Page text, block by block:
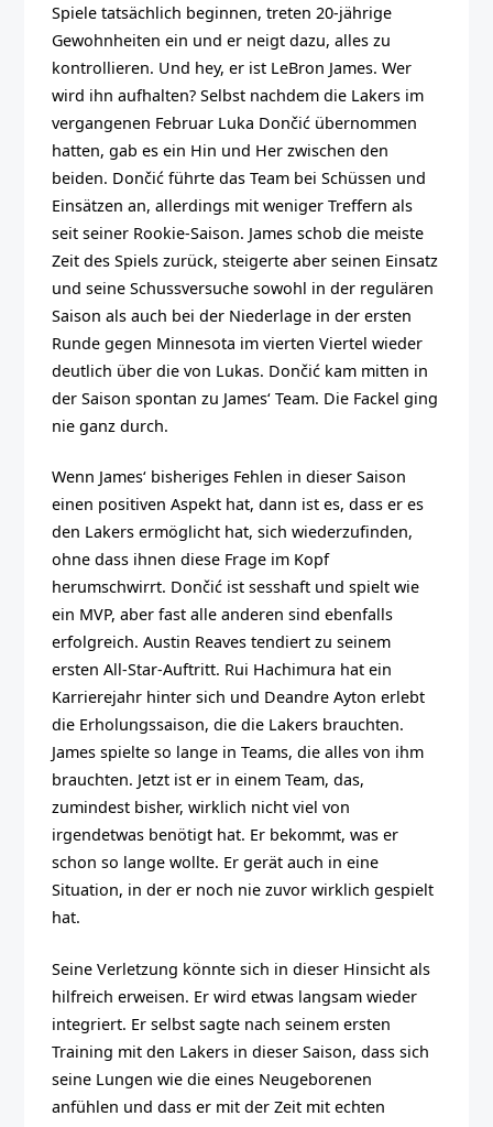
Spiele tatsächlich beginnen, treten 20-jährige
Gewohnheiten ein und er neigt dazu, alles zu
kontrollieren. Und hey, er ist LeBron James. Wer
wird ihn aufhalten? Selbst nachdem die Lakers im
vergangenen Februar Luka Dončić übernommen
hatten, gab es ein Hin und Her zwischen den
beiden. Dončić führte das Team bei Schüssen und
Einsätzen an, allerdings mit weniger Treffern als
seit seiner Rookie-Saison. James schob die meiste
Zeit des Spiels zurück, steigerte aber seinen Einsatz
und seine Schussversuche sowohl in der regulären
Saison als auch bei der Niederlage in der ersten
Runde gegen Minnesota im vierten Viertel wieder
deutlich über die von Lukas. Dončić kam mitten in
der Saison spontan zu James‘ Team. Die Fackel ging
nie ganz durch.
Wenn James‘ bisheriges Fehlen in dieser Saison
einen positiven Aspekt hat, dann ist es, dass er es
den Lakers ermöglicht hat, sich wiederzufinden,
ohne dass ihnen diese Frage im Kopf
herumschwirrt. Dončić ist sesshaft und spielt wie
ein MVP, aber fast alle anderen sind ebenfalls
erfolgreich. Austin Reaves tendiert zu seinem
ersten All-Star-Auftritt. Rui Hachimura hat ein
Karrierejahr hinter sich und Deandre Ayton erlebt
die Erholungssaison, die die Lakers brauchten.
James spielte so lange in Teams, die alles von ihm
brauchten. Jetzt ist er in einem Team, das,
zumindest bisher, wirklich nicht viel von
irgendetwas benötigt hat. Er bekommt, was er
schon so lange wollte. Er gerät auch in eine
Situation, in der er noch nie zuvor wirklich gespielt
hat.
Seine Verletzung könnte sich in dieser Hinsicht als
hilfreich erweisen. Er wird etwas langsam wieder
integriert. Er selbst sagte nach seinem ersten
Training mit den Lakers in dieser Saison, dass sich
seine Lungen wie die eines Neugeborenen
anfühlen und dass er mit der Zeit mit echten